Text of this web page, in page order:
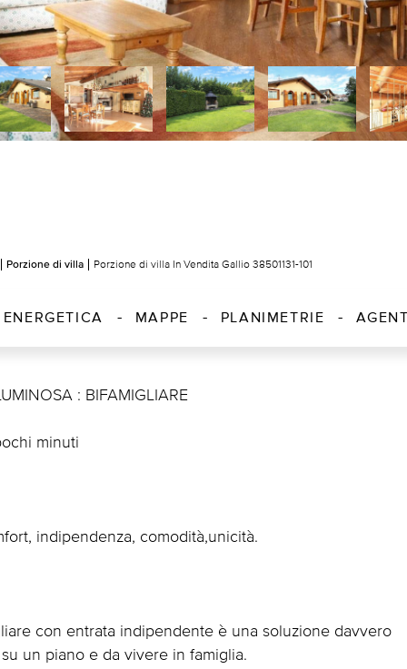
Porzione di villa Porzione di villa In Vendita Gallio 38501131-101
MAPPE PLANIMETRIE
: BIFAMIGLIARE
minuti
indipendenza, comodità,unicità.
con entrata indipendente è una soluzione davvero
un piano e da vivere in famiglia.